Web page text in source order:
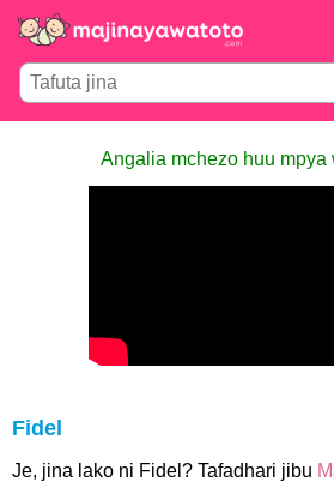
Angalia mchezo huu mpya
Fidel
Je, jina lako ni Fidel? Tafadhari jibu